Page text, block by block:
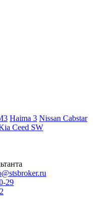
Haima 3 Nissan Cabstar
Ceed SW
29